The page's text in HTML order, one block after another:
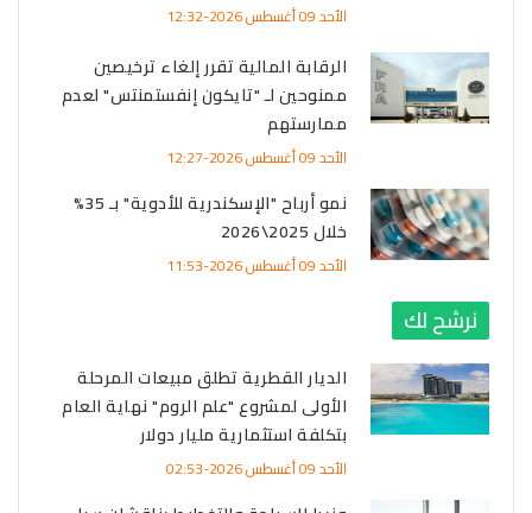
الأحد 09 أغسطس 2026-12:32
الرقابة المالية تقرر إلغاء ترخيصين
ممنوحين لـ "تايكون إنفستمنتس" لعدم
ممارستهم
الأحد 09 أغسطس 2026-12:27
نمو أرباح "الإسكندرية للأدوية" بـ 35%
خلال 2025\2026
الأحد 09 أغسطس 2026-11:53
نرشح لك
الديار القطرية تطلق مبيعات المرحلة
الأولى لمشروع "علم الروم" نهاية العام
بتكلفة استثمارية مليار دولار
الأحد 09 أغسطس 2026-02:53